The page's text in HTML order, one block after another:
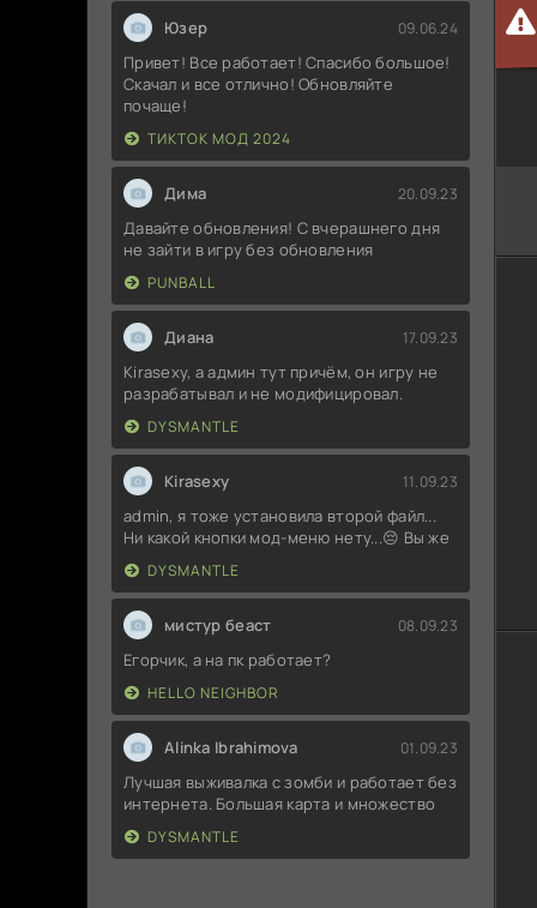
Юзер 09.06.24
Привет! Все работает! Спасибо большое!
Скачал и все отлично! Обновляйте
почаще!
ТИКТОК МОД 2024
Дима 20.09.23
Давайте обновления! С вчерашнего дня
не зайти в игру без обновления
PUNBALL
Диана 17.09.23
Kirasexy, а админ тут причём, он игру не
разрабатывал и не модифицировал.
DYSMANTLE
Kirasexy 11.09.23
admin, я тоже установила второй файл...
Ни какой кнопки мод-меню нету...😔 Вы же
DYSMANTLE
мистур беаст 08.09.23
Егорчик, а на пк работает?
HELLO NEIGHBOR
Alinka Ibrahimova 01.09.23
Лучшая выживалка с зомби и работает без
интернета. Большая карта и множество
DYSMANTLE